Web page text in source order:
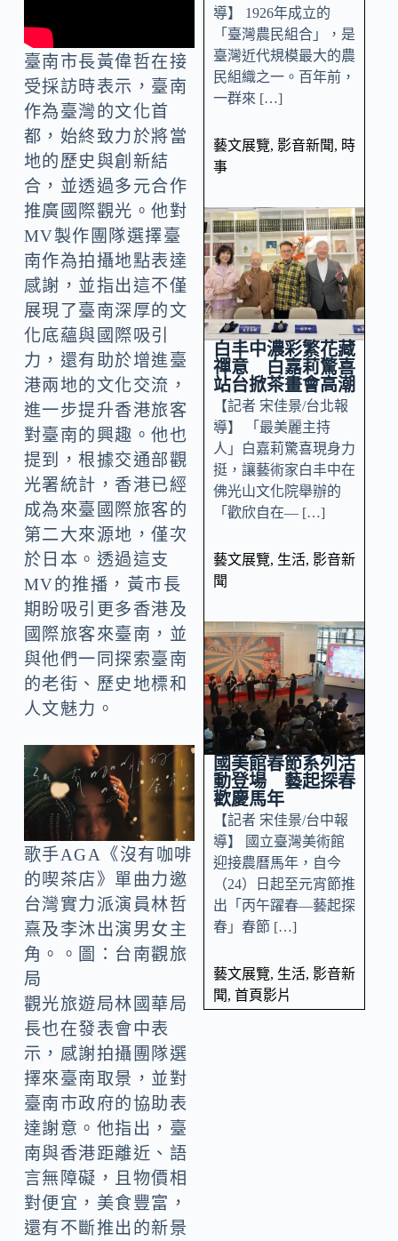
臺南市長黃偉哲在接
受採訪時表示，臺南
作為臺灣的文化首
都，始終致力於將當
地的歷史與創新結
合，並透過多元合作
推廣國際觀光。他對
MV製作團隊選擇臺
南作為拍攝地點表達
感謝，並指出這不僅
展現了臺南深厚的文
化底蘊與國際吸引
力，還有助於增進臺
港兩地的文化交流，
進一步提升香港旅客
對臺南的興趣。他也
提到，根據交通部觀
光署統計，香港已經
成為來臺國際旅客的
第二大來源地，僅次
於日本。透過這支
MV的推播，黃市長
期盼吸引更多香港及
國際旅客來臺南，並
與他們一同探索臺南
的老街、歷史地標和
人文魅力。
歌手AGA《沒有咖啡
的喫茶店》單曲力邀
台灣實力派演員林哲
熹及李沐出演男女主
角。。圖：台南觀旅
局
觀光旅遊局林國華局
長也在發表會中表
示，感謝拍攝團隊選
擇來臺南取景，並對
臺南市政府的協助表
達謝意。他指出，臺
南與香港距離近、語
言無障礙，且物價相
對便宜，美食豐富，
還有不斷推出的新景
導】 1926年成立的
「臺灣農民組合」，是
臺灣近代規模最大的農
民組織之一。百年前，
一群來 […]
藝文展覽, 影音新聞, 時
事
白丰中濃彩繁花藏
禪意 白嘉莉驚喜
站台掀茶畫會高潮
【記者 宋佳景/台北報
導】 「最美麗主持
人」白嘉莉驚喜現身力
挺，讓藝術家白丰中在
佛光山文化院舉辦的
「歡欣自在— […]
藝文展覽, 生活, 影音新
聞
國美館春節系列活
動登場 藝起探春
歡慶馬年
【記者 宋佳景/台中報
導】 國立臺灣美術館
迎接農曆馬年，自今
（24）日起至元宵節推
出「丙午躍春—藝起探
春」春節 […]
藝文展覽, 生活, 影音新
聞, 首頁影片